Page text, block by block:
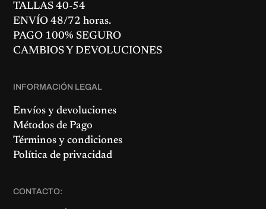
TALLAS 40-54
ENVÍO 48/72 horas.
PAGO 100% SEGURO
CAMBIOS Y DEVOLUCIONES
INFORMACIÓN LEGAL
Envíos y devoluciones
Métodos de Pago
Términos y condiciones
Política de privacidad
CONTACTO: